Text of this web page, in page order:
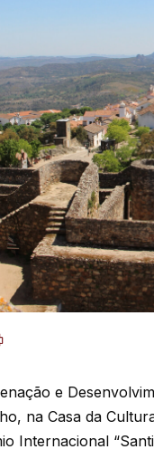
e
na Casa da
Internacional